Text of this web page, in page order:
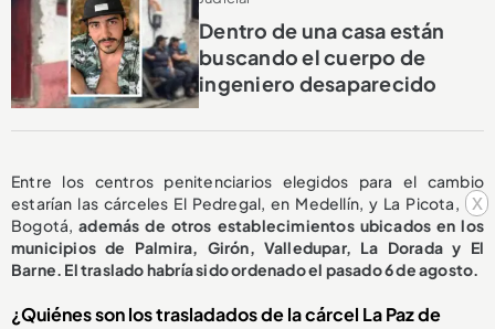
x
Dentro de una casa están
buscando el cuerpo de
ingeniero desaparecido
Entre los centros penitenciarios elegidos para el cambio
estarían las cárceles El Pedregal, en Medellín, y La Picota, en
Bogotá,además de otros establecimientos ubicados en los
municipios de Palmira, Girón, Valledupar, La Dorada y El
Barne. El traslado habría sido ordenado el pasado 6 de agosto.
¿Quiénes son los trasladados de la cárcel La Paz de